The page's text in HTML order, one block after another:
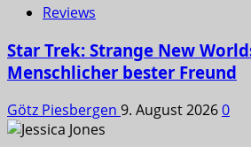
Reviews
Star Trek: Strange New
Menschlicher bester Freund
Götz Piesbergen 9. August 20260